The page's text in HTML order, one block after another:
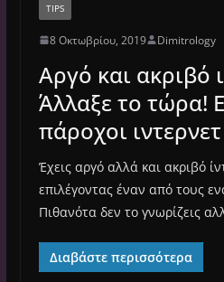
TIPS
8 Οκτωβρίου, 2019 Dimitrology
Αργό και ακριβό
Άλλαξε το τώρα!
πάροχοι
Έχεις αργό αλλά και ακριβό
επιλέγοντας έναν από τους
Πιθανότα δεν το γνωρίζεις
Διαβάστε περισσότερα